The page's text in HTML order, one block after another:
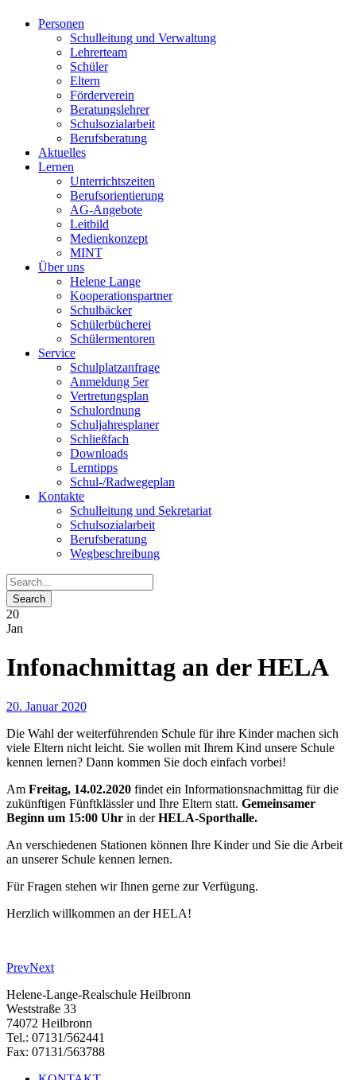
Personen
Schulleitung und Verwaltung
Lehrerteam
Schüler
Eltern
Förderverein
Beratungslehrer
Schulsozialarbeit
Berufsberatung
Aktuelles
Lernen
Unterrichtszeiten
Berufsorientierung
AG-Angebote
Leitbild
Medienkonzept
MINT
Über uns
Helene Lange
Kooperationspartner
Schulbäcker
Schülerbücherei
Schülermentoren
Service
Schulplatzanfrage
Anmeldung 5er
Vertretungsplan
Schulordnung
Schuljahresplaner
Schließfach
Downloads
Lerntipps
Schul-/Radwegeplan
Kontakte
Schulleitung und Sekretariat
Schulsozialarbeit
Berufsberatung
Wegbeschreibung
20
Jan
Infonachmittag an der HELA
20. Januar 2020
Die Wahl der weiterführenden Schule für ihre Kinder machen sich
viele Eltern nicht leicht. Sie wollen mit Ihrem Kind unsere Schule
kennen lernen? Dann kommen Sie doch einfach vorbei!
Am Freitag, 14.02.2020 findet ein Informationsnachmittag für die
zukünftigen Fünftklässler und Ihre Eltern statt. Gemeinsamer
Beginn um 15:00 Uhr in derHELA-Sporthalle.
An verschiedenen Stationen können Ihre Kinder und Sie die Arbeit
an unserer Schule kennen lernen.
Für Fragen stehen wir Ihnen gerne zur Verfügung.
Herzlich willkommen an der HELA!
PrevNext
Helene-Lange-Realschule Heilbronn
Weststraße 33
74072 Heilbronn
Tel.: 07131/562441
Fax: 07131/563788